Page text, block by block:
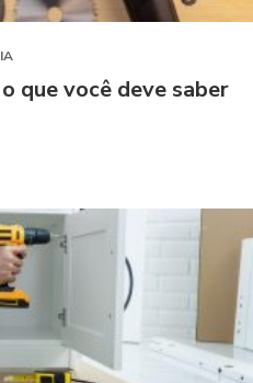
que você deve saber